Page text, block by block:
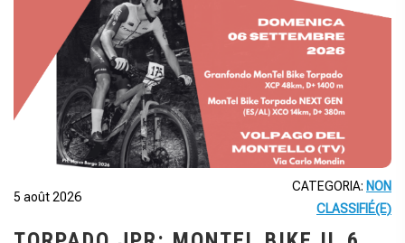
5 août 2026
CATEGORIA: NON
CLASSIFIÉ(E)